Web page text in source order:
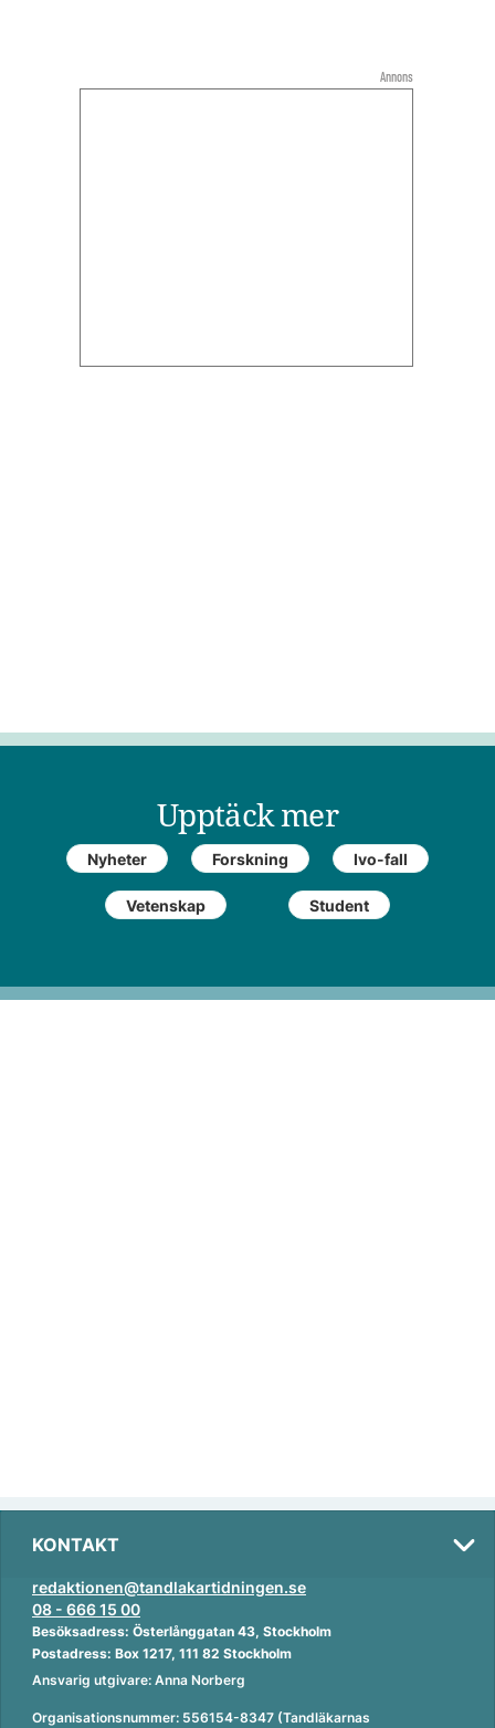
Upptäck mer
Nyheter Forskning Ivo-fall
Vetenskap Student
Annons
KONTAKT
redaktionen@tandlakartidningen.se
08 - 666 15 00
Besöksadress: Österlånggatan 43, Stockholm
Postadress: Box 1217, 111 82 Stockholm
Ansvarig utgivare: Anna Norberg
Organisationsnummer: 556154-8347 (Tandläkarnas